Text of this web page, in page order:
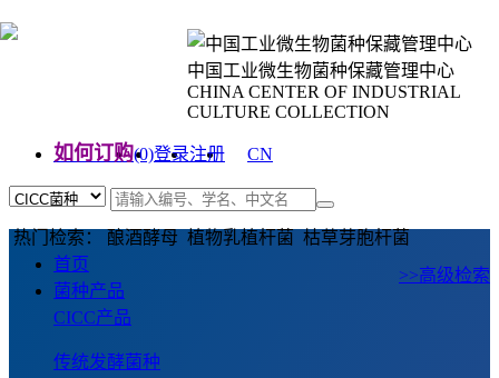
中国工业微生物菌种保藏管理中心
CHINA CENTER OF INDUSTRIAL
CULTURE COLLECTION
如何订购(0)登录注册
CN
热门检索： 酿酒酵母 植物乳植杆菌 枯草芽胞杆菌
>>高级检索
首页
菌种产品
CICC产品
传统发酵菌种